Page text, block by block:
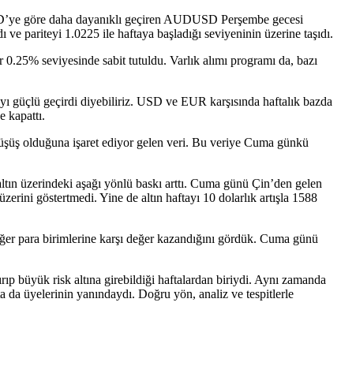
göre daha dayanıklı geçiren AUDUSD Perşembe gecesi
pariteyi 1.0225 ile haftaya başladığı seviyeninin üzerine taşıdı.
seviyesinde sabit tutuldu. Varlık alımı programı da, bazı
güçlü geçirdi diyebiliriz. USD ve EUR karşısında haftalık bazda
kapattı.
olduğuna işaret ediyor gelen veri. Bu veriye Cuma günkü
üzerindeki aşağı yönlü baskı arttı. Cuma günü Çin’den gelen
göstertmedi. Yine de altın haftayı 10 dolarlık artışla 1588
para birimlerine karşı değer kazandığını gördük. Cuma günü
büyük risk altına girebildiği haftalardan biriydi. Aynı zamanda
üyelerinin yanındaydı. Doğru yön, analiz ve tespitlerle